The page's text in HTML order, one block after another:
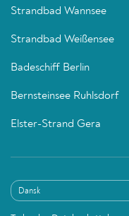
Strandbad Wannsee
Strandbad Weißensee
Badeschiff Berlin
Bernsteinsee Ruhlsdorf
Elster-Strand Gera